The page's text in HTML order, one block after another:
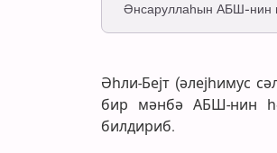
Әнсаруллаһын АБШ-нин
Әһли-Бејт (әлејһимус
бир мәнбә АБШ-нин
билдириб.